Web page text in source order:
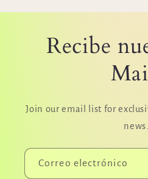
Recibe
Join our email list for
news.
Correo electrónico